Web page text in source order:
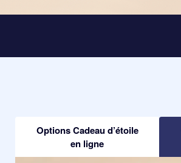
Options Cadeau d’étoile
en ligne